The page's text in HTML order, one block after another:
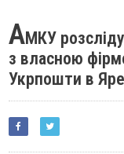
АМКУ
з власною
Укрпошти в